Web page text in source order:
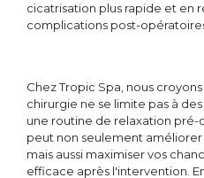
cicatrisation plus rapide et en
complications post-
Chez Tropic Spa, nous
chirurgie ne se limite pas à
une routine de relaxation pré-
peut non seulement
mais aussi maximiser vos
efficace après l'intervention.